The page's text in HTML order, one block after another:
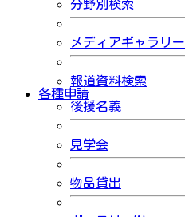
分野別検索
メディアギャラリー
報道資料検索
各種申請
後援名義
見学会
物品貸出